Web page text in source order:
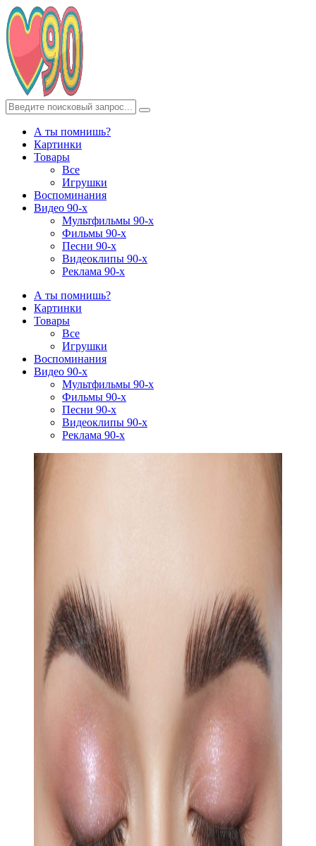
А ты помнишь?
Картинки
Товары
Все
Игрушки
Воспоминания
Видео 90-х
Мультфильмы 90-х
Фильмы 90-х
Песни 90-х
Видеоклипы 90-х
Реклама 90-х
А ты помнишь?
Картинки
Товары
Все
Игрушки
Воспоминания
Видео 90-х
Мультфильмы 90-х
Фильмы 90-х
Песни 90-х
Видеоклипы 90-х
Реклама 90-х